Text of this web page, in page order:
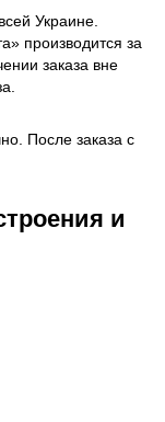
Украине.
производится за
заказа вне
После заказа с
и